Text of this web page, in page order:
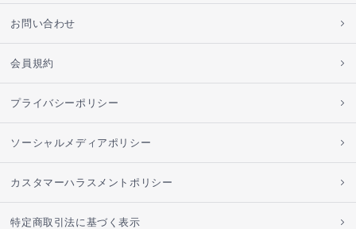
お問い合わせ
会員規約
プライバシーポリシー
ソーシャルメディアポリシー
カスタマーハラスメントポリシー
特定商取引法に基づく表示